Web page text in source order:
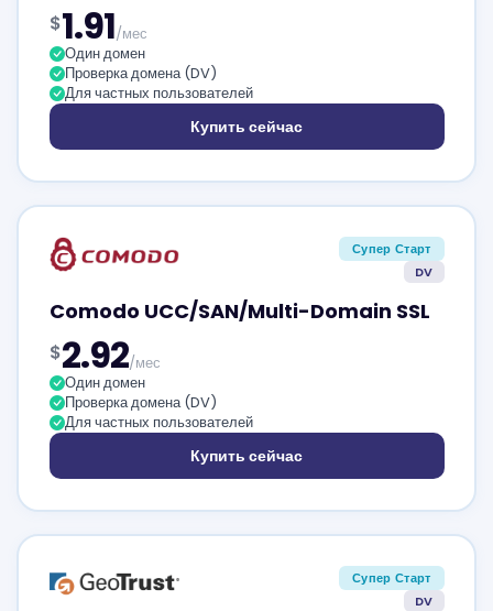
$1.91/мес
Один домен
Проверка домена (DV)
Для частных пользователей
Купить сейчас
Супер Старт
DV
Comodo UCC/SAN/Multi-Domain SSL
$2.92/мес
Один домен
Проверка домена (DV)
Для частных пользователей
Купить сейчас
Супер Старт
DV